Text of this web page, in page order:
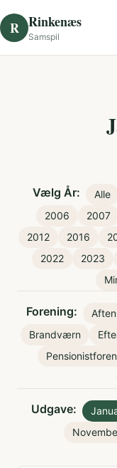
R Rinkenæs
Samspil
Vælg År: Alle
2006
2007
2012
2016
2022
2023
Forening:
Brandværn
Udgave: